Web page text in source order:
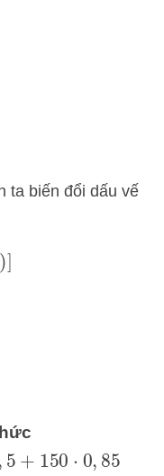
ta biến đổi dấu vế
150 ⋅0,85